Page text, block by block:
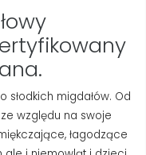
słodkich migdałów. Od
względu na swoje
łagodzące